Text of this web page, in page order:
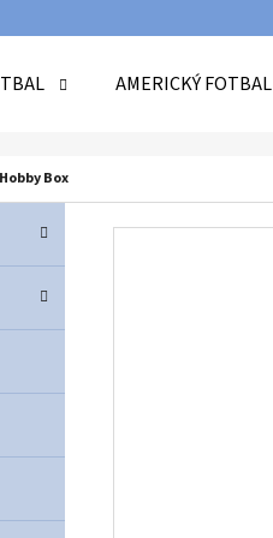
AMERICKÝ FOTBAL
Box